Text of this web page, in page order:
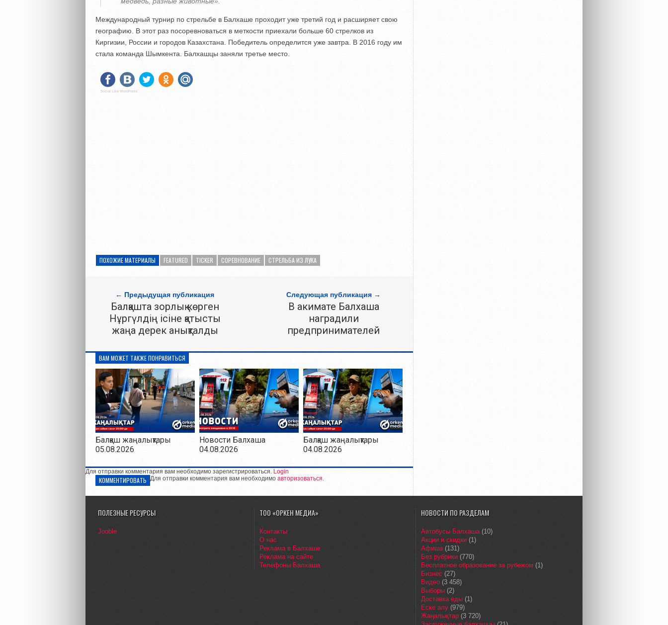
Международный турнир по стрельбе в Балхаше проходит уже третий год и расширяет свою
географию. В этот раз посоревноваться в меткости приехали больше 60 стрелков из
Киргизии, России и городов Казахстана. Победитель определится уже завтра. В 2016 году им
стала команда Шымкента. Балхашцы заняли третье место.
Social Like WordPress
ПОХОЖИЕ МАТЕРИАЛЫ FEATURED TICKER СОРЕВНОВАНИЕ СТРЕЛЬБА ИЗ ЛУКА
← Предыдущая публикация
Балқашта зорлық көрген
Нұргүлдің ісіне қатысты
жаңа дерек анықталды
Следующая публикация →
В акимате Балхаша
наградили
предпринимателей
ВАМ МОЖЕТ ТАКЖЕ ПОНРАВИТЬСЯ
Балқаш жаңалықтары
05.08.2026
Новости Балхаша
04.08.2026
Балқаш жаңалықтары
04.08.2026
Для отправки комментария вам необходимо зарегистрироваться. Login
КОММЕНТИРОВАТЬ Для отправки комментария вам необходимо авторизоваться.
ПОЛЕЗНЫЕ РЕСУРСЫ
Jooble
ТОО «ОРКЕН МЕДИА»
Контакты
О нас
Реклама в Балхаше
Реклама на сайте
Телефоны Балхаша
НОВОСТИ ПО РАЗДЕЛАМ
Автобусы Балхаша(10)
Акции и скидки (1)
Афиша(131)
Без рубрики (770)
Бесплатное образование за рубежом (1)
Бизнес (27)
Видео (3 458)
Выборы (2)
Доставка еды (1)
Еске алу (979)
Жаңалықтар (3 720)